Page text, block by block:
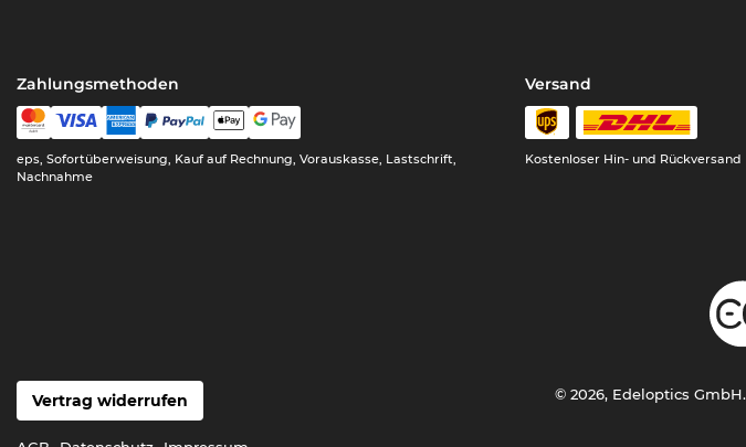
Zahlungsmethoden
eps, Sofortüberweisung, Kauf auf Rechnung, Vorauskasse, Lastschrift,
Nachnahme
Versand
Kostenloser Hin- und Rückversand
Vertrag widerrufen © 2026, Edeloptics